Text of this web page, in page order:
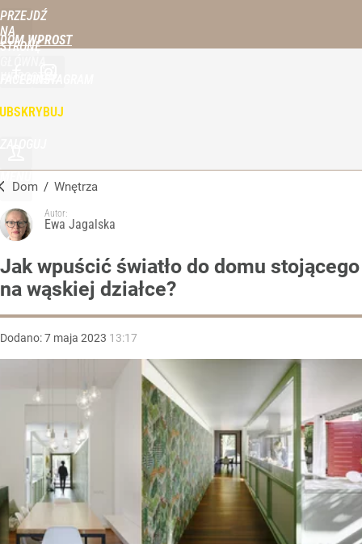
PRZEJDŹ
NA
STRONĘ
DOM WPROST
Dom / Wnętrza
Autor:
Ewa Jagalska
Jak wpuścić światło do domu stojącego
na wąskiej działce?
Dodano:7 maja 2023 13:17